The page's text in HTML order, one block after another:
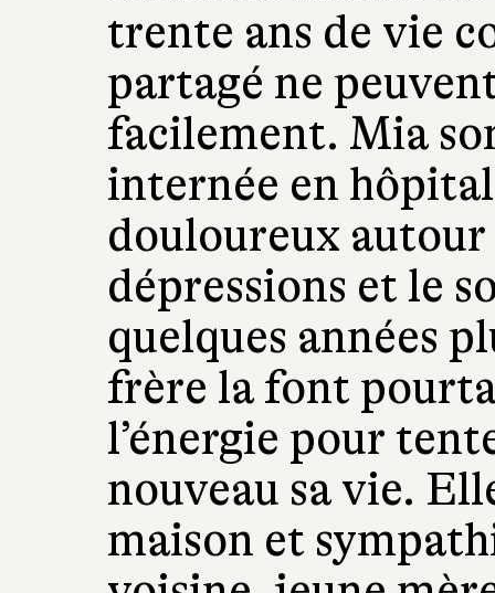
trente ans de vie
partagé ne
facilement. Mia
internée en
douloureux autour
dépressions et le
quelques années
frère la font
l’énergie pour
nouveau sa vie.
maison et